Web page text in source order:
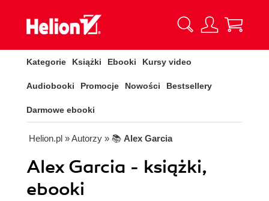
Kategorie Książki Ebooki Kursy video
Audiobooki Promocje Nowości Bestsellery
Darmowe ebooki
Helion.pl » Autorzy » 📚 Alex Garcia
Alex Garcia - książki,
ebooki